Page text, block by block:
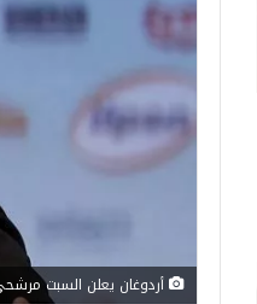
أردوغان يعلن السبت مرشحي